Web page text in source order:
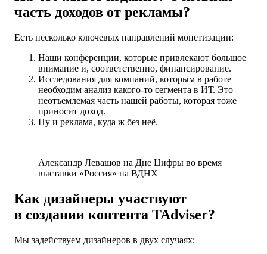
часть доходов от рекламы?
Есть несколько ключевых направлений монетизации:
Наши конференции, которые привлекают большое
внимание и, соответственно, финансирование.
Исследования для компаний, которым в работе
необходим анализ какого-то сегмента в ИТ. Это
неотъемлемая часть нашей работы, которая тоже
приносит доход.
Ну и реклама, куда ж без неё.
Александр Левашов на Дне Цифры во время
выставки «Россия» на ВДНХ
Как дизайнеры участвуют
в создании контента TAdviser?
Мы задействуем дизайнеров в двух случаях: